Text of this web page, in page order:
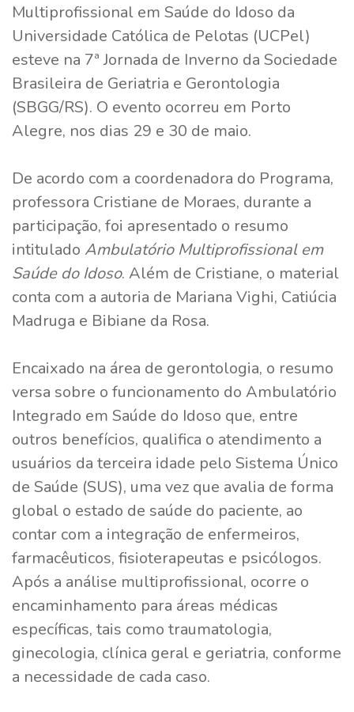
Multiprofissional em Saúde do Idoso da
Universidade Católica de Pelotas (UCPel)
esteve na 7ª Jornada de Inverno da Sociedade
Brasileira de Geriatria e Gerontologia
(SBGG/RS). O evento ocorreu em Porto
Alegre, nos dias 29 e 30 de maio.
De acordo com a coordenadora do Programa,
professora Cristiane de Moraes, durante a
participação, foi apresentado o resumo
intitulado Ambulatório Multiprofissional em
Saúde do Idoso. Além de Cristiane, o material
conta com a autoria de Mariana Vighi, Catiúcia
Madruga e Bibiane da Rosa.
Encaixado na área de gerontologia, o resumo
versa sobre o funcionamento do Ambulatório
Integrado em Saúde do Idoso que, entre
outros benefícios, qualifica o atendimento a
usuários da terceira idade pelo Sistema Único
de Saúde (SUS), uma vez que avalia de forma
global o estado de saúde do paciente, ao
contar com a integração de enfermeiros,
farmacêuticos, fisioterapeutas e psicólogos.
Após a análise multiprofissional, ocorre o
encaminhamento para áreas médicas
específicas, tais como traumatologia,
ginecologia, clínica geral e geriatria, conforme
a necessidade de cada caso.